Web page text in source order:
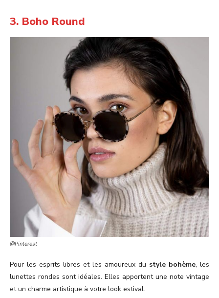
3. Boho Round
@Pinterest
Pour les esprits libres et les amoureux du style bohème, les
lunettes rondes sont idéales. Elles apportent une note vintage
et un charme artistique à votre look estival.